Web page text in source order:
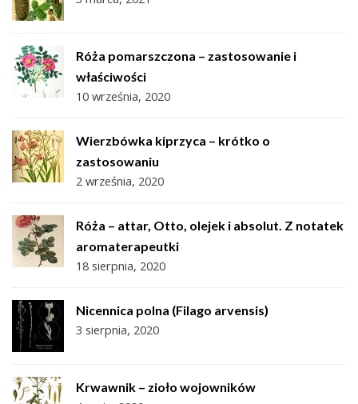
Róża pomarszczona – zastosowanie i
właściwości
10 września, 2020
Wierzbówka kiprzyca – krótko o
zastosowaniu
2 września, 2020
Róża – attar, Otto, olejek i absolut. Z notatek
aromaterapeutki
18 sierpnia, 2020
Nicennica polna (Filago arvensis)
3 sierpnia, 2020
Krwawnik – zioło wojowników